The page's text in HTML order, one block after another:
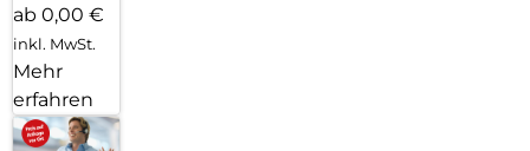
ab 0,00 €
inkl. MwSt.
Mehr
erfahren